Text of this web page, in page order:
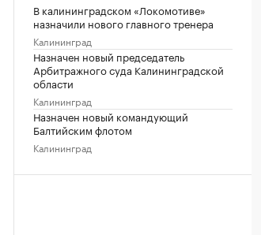
В калининградском «Локомотиве»
назначили нового главного тренера
Калининград
Назначен новый председатель
Арбитражного суда Калининградской
области
Калининград
Назначен новый командующий
Балтийским флотом
Калининград